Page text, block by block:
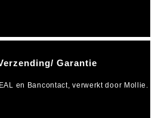
Garantie
en Bancontact, verwerkt door Mollie.